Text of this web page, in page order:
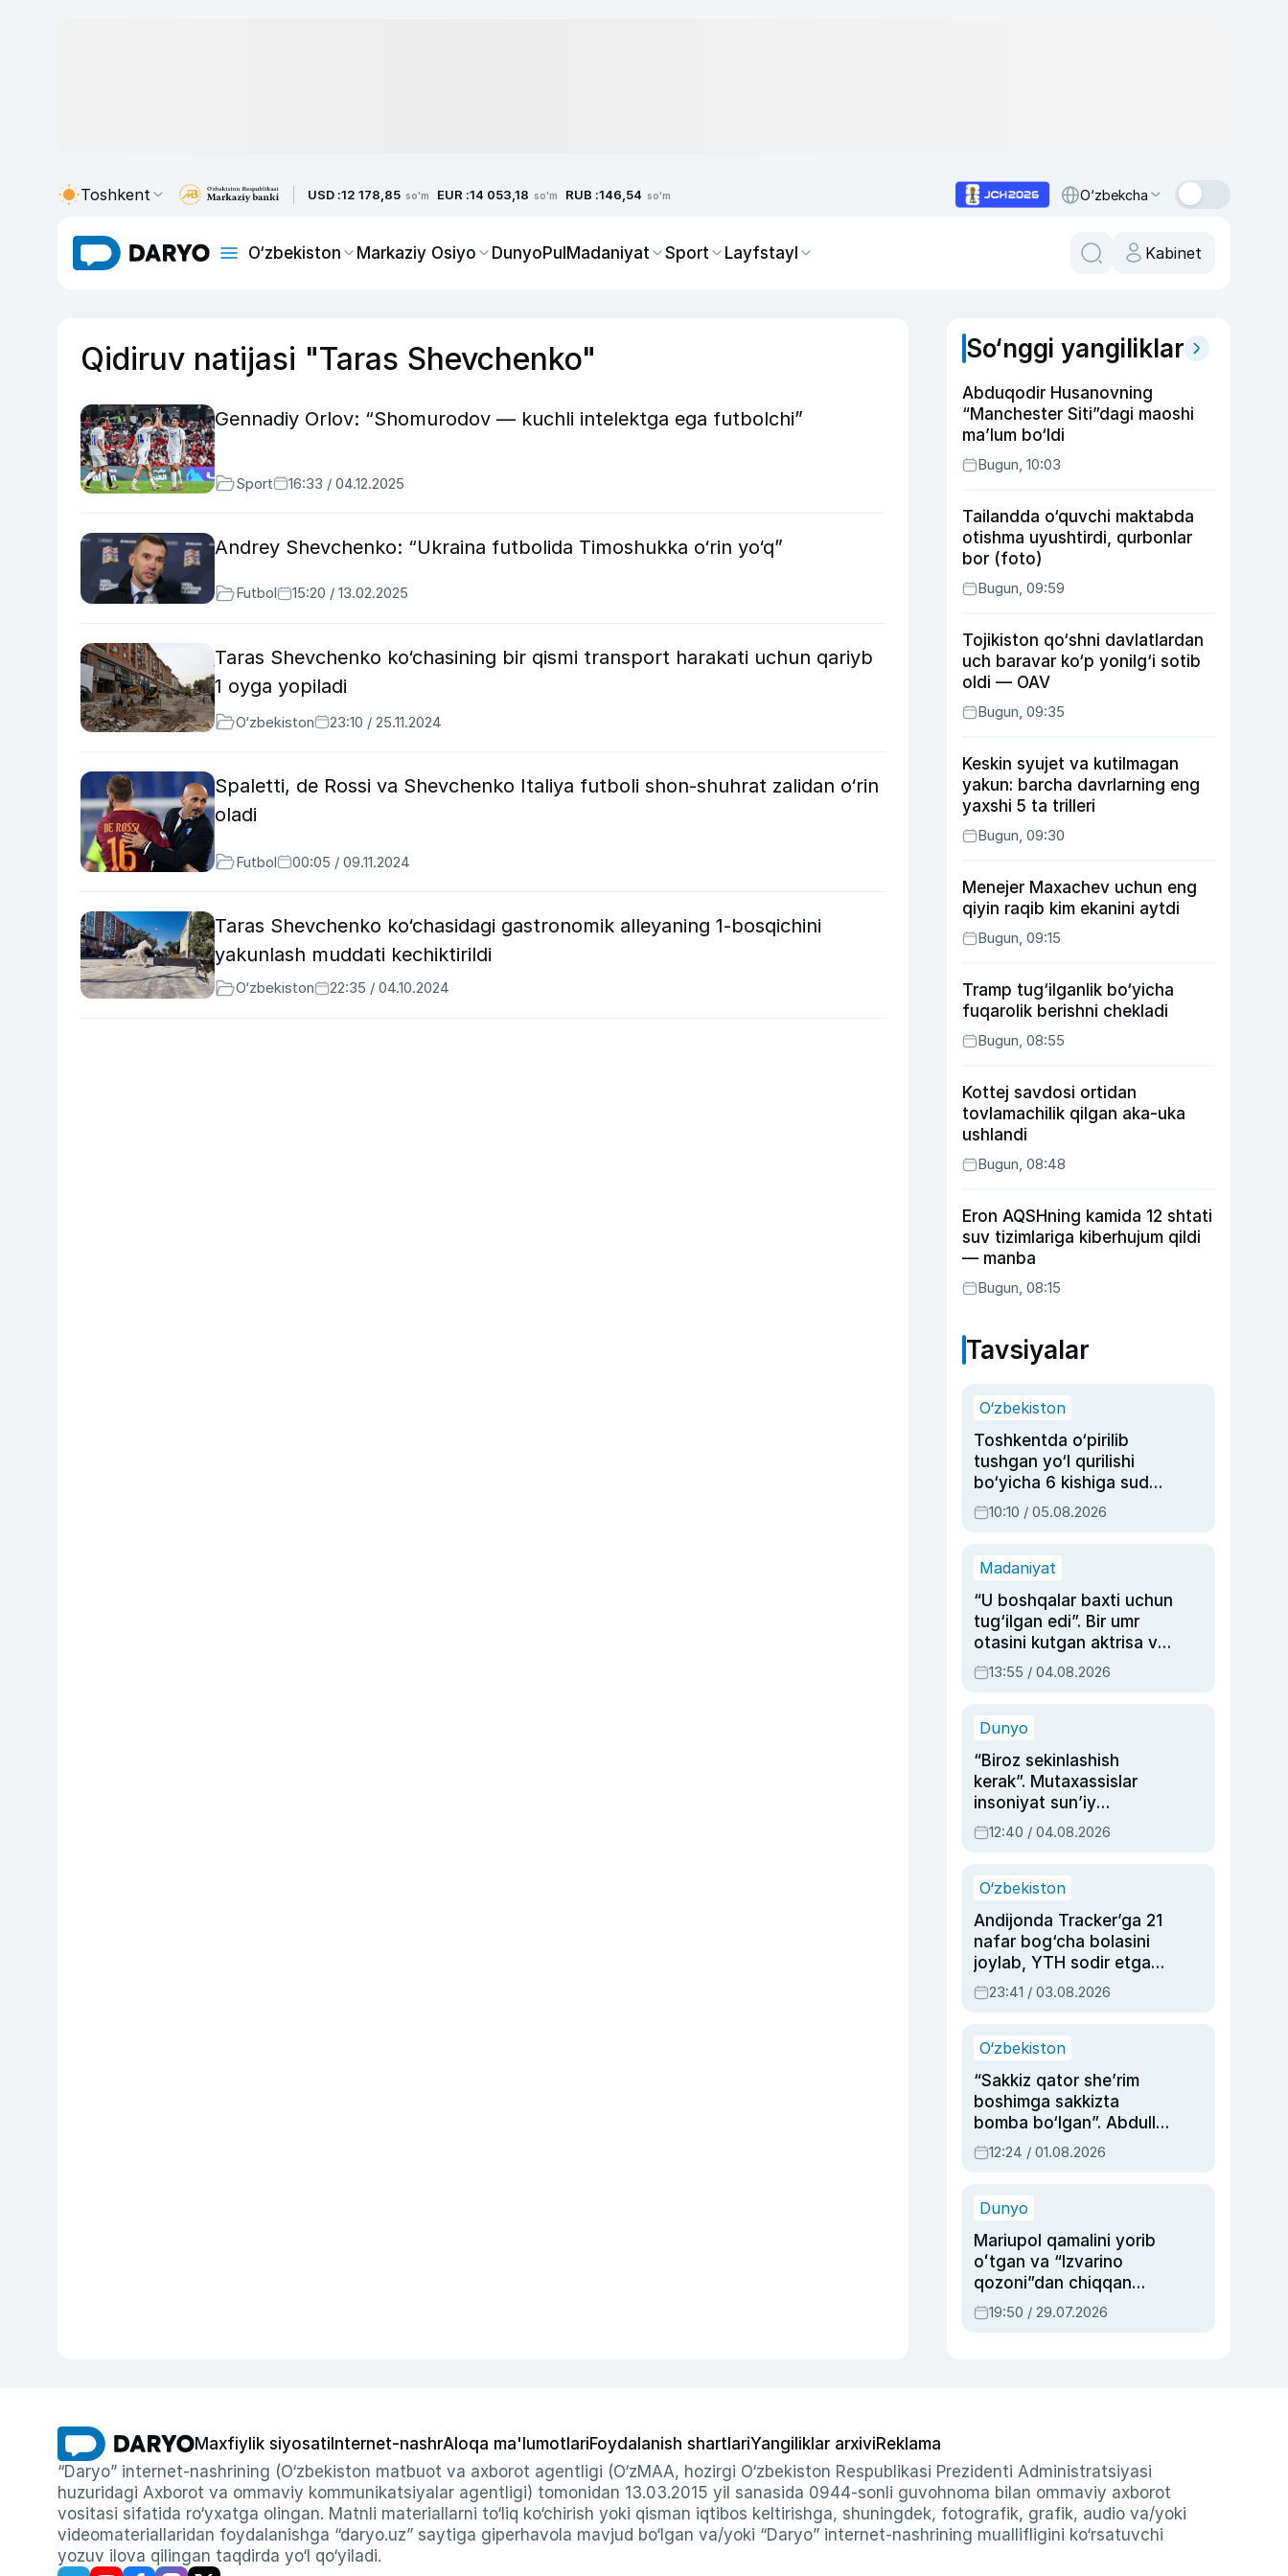
Toshkent USD :12 178,85 so'm EUR :14 053,18 so'm RUB :146,54 so'm O‘zbekcha
O‘zbekiston Markaziy Osiyo DunyoPulMadaniyat Sport Layfstayl Kabinet
Qidiruv natijasi "Taras Shevchenko"
Gennadiy Orlov: “Shomurodov — kuchli intelektga ega futbolchi”
Sport 16:33 / 04.12.2025
Andrey Shevchenko: “Ukraina futbolida Timoshukka o‘rin yo‘q”
Futbol 15:20 / 13.02.2025
Taras Shevchenko ko‘chasining bir qismi transport harakati uchun qariyb
1 oyga yopiladi
O‘zbekiston 23:10 / 25.11.2024
Spaletti, de Rossi va Shevchenko Italiya futboli shon-shuhrat zalidan o‘rin
oladi
Futbol 00:05 / 09.11.2024
Taras Shevchenko ko‘chasidagi gastronomik alleyaning 1-bosqichini
yakunlash muddati kechiktirildi
O‘zbekiston 22:35 / 04.10.2024
So‘nggi yangiliklar
Abduqodir Husanovning
“Manchester Siti”dagi maoshi
ma’lum bo‘ldi
Bugun, 10:03
Tailandda o‘quvchi maktabda
otishma uyushtirdi, qurbonlar
bor (foto)
Bugun, 09:59
Tojikiston qo‘shni davlatlardan
uch baravar ko‘p yonilg‘i sotib
oldi — OAV
Bugun, 09:35
Keskin syujet va kutilmagan
yakun: barcha davrlarning eng
yaxshi 5 ta trilleri
Bugun, 09:30
Menejer Maxachev uchun eng
qiyin raqib kim ekanini aytdi
Bugun, 09:15
Tramp tug‘ilganlik bo‘yicha
fuqarolik berishni chekladi
Bugun, 08:55
Kottej savdosi ortidan
tovlamachilik qilgan aka-uka
ushlandi
Bugun, 08:48
Eron AQSHning kamida 12 shtati
suv tizimlariga kiberhujum qildi
— manba
Bugun, 08:15
Tavsiyalar
O‘zbekiston
Toshkentda o‘pirilib
tushgan yo‘l qurilishi
bo‘yicha 6 kishiga sud
hukmi o‘qildi
10:10 / 05.08.2026
Madaniyat
“U boshqalar baxti uchun
tug‘ilgan edi”. Bir umr
otasini kutgan aktrisa va
dublyaj ustasi Rimma
Ahmedovaning
13:55 / 04.08.2026
Dunyo
“Biroz sekinlashish
kerak”. Mutaxassislar
insoniyat sun’iy
intellektni boshqara
olmay qolishidan xavotir
12:40 / 04.08.2026
O‘zbekiston
Andijonda Tracker’ga 21
nafar bog‘cha bolasini
joylab, YTH sodir etgan
ayolga sud hukmi o‘qildi
23:41 / 03.08.2026
O‘zbekiston
“Sakkiz qator she’rim
boshimga sakkizta
bomba bo‘lgan”. Abdulla
Oripovni siyosiy
ayblovlardan asrab
12:24 / 01.08.2026
Dunyo
Mariupol qamalini yorib
oʻtgan va “Izvarino
qozoni”dan chiqqan
qahramon — Ukraina
armiyasi bosh
19:50 / 29.07.2026
Maxfiylik siyosati Internet-nashrAloqa ma'lumotlariFoydalanish shartlariYangiliklar arxiviReklama
“Daryo” internet-nashrining (O‘zbekiston matbuot va axborot agentligi (O‘zMAA, hozirgi O‘zbekiston Respublikasi Prezidenti Administratsiyasi
huzuridagi Axborot va ommaviy kommunikatsiyalar agentligi) tomonidan 13.03.2015 yil sanasida 0944-sonli guvohnoma bilan ommaviy axborot
vositasi sifatida ro‘yxatga olingan. Matnli materiallarni to‘liq ko‘chirish yoki qisman iqtibos keltirishga, shuningdek, fotografik, grafik, audio va/yoki
videomateriallaridan foydalanishga “daryo.uz” saytiga giperhavola mavjud bo‘lgan va/yoki “Daryo” internet-nashrining muallifligini ko‘rsatuvchi
yozuv ilova qilingan taqdirda yo‘l qo‘yiladi.